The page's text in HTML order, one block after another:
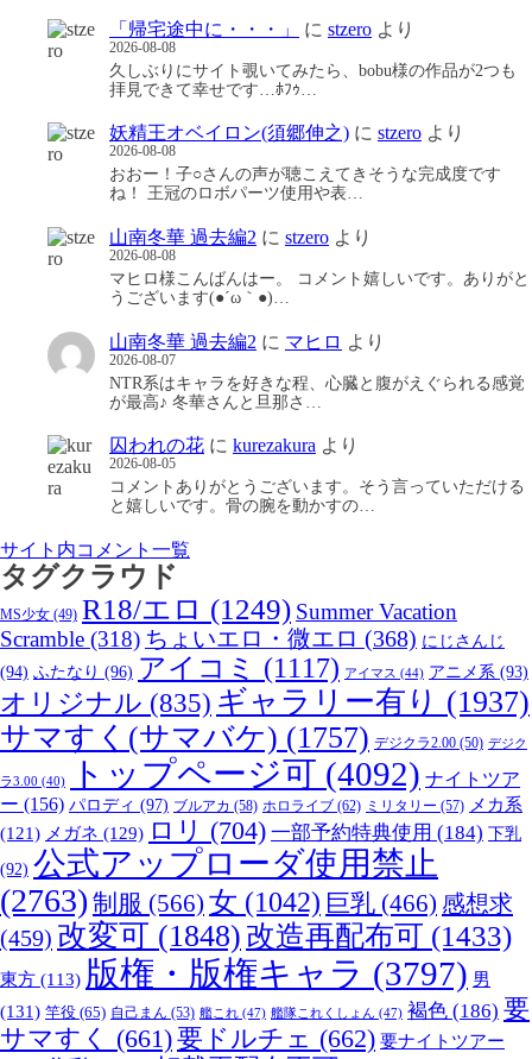
「帰宅途中に・・・」
に stzero より
2026-08-08
久しぶりにサイト覗いてみたら、bobu様の作品が2つも
拝見できて幸せです…ﾎﾌｩ…
妖精王オベイロン(須郷伸之) に stzero より
2026-08-08
おおー！子○さんの声が聴こえてきそうな完成度です
ね！ 王冠のロボパーツ使用や表…
山南冬華 過去編2 に stzero より
2026-08-08
マヒロ様こんばんはー。 コメント嬉しいです。ありがと
うございます(●´ω｀●)…
山南冬華 過去編2 に マヒロ より
2026-08-07
NTR系はキャラを好きな程、心臓と腹がえぐられる感覚
が最高♪ 冬華さんと旦那さ…
囚われの花 に kurezakura より
2026-08-05
コメントありがとうございます。そう言っていただける
と嬉しいです。骨の腕を動かすの…
サイト内コメント一覧
タグクラウド
MS少女 (49) R18/エロ (1249) Summer Vacation
Scramble (318) ちょいエロ・微エロ (368) にじさんじ
(94) ふたなり (96) アイコミ (1117) アイマス (44) アニメ系 (93)
オリジナル (835) ギャラリー有り (1937)
サマすく(サマバケ) (1757) デジクラ2.00 (50) デジク
ラ3.00 (40) トップページ可 (4092) ナイトツア
ー (156) パロディ (97) ブルアカ (58) ホロライブ (62) ミリタリー (57) メカ系
(121) メガネ (129) ロリ (704) 一部予約特典使用 (184) 下乳
(92) 公式アップローダ使用禁止
(2763) 制服 (566) 女 (1042) 巨乳 (466) 感想求
(459) 改変可 (1848) 改造再配布可 (1433)
東方 (113) 版権・版権キャラ (3797) 男
(131) 竿役 (65) 自己まん (53) 艦これ (47) 艦隊これくしょん (47) 褐色 (186) 要
サマすく
(661)要ドルチェ (662) 要ナイトツアー